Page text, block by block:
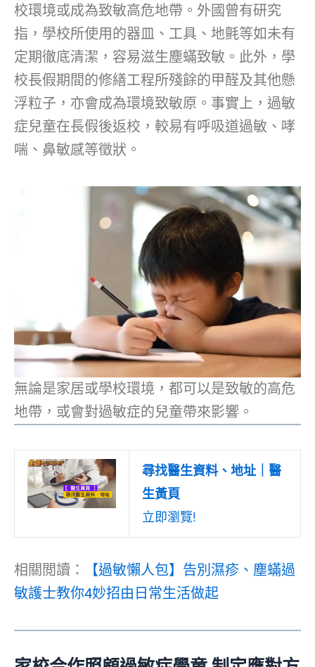
校環境或成為致敏高危地帶。外國曾有研究
指，學校所使用的器皿、工具、地氈等如未有
定期徹底清潔，容易滋生塵蟎致敏。此外，學
校長假期間的修繕工程所殘餘的甲醛及其他懸
浮粒子，亦會成為環境致敏原。事實上，過敏
症兒童在長假後返校，較易有呼吸道過敏、哮
喘、鼻敏感等徵狀。
無論是家居或學校環境，都可以是致敏的高危
地帶，或會對過敏症的兒童帶來影響。
尋找醫生資料、地址｜醫
生黃頁
立即瀏覽!
相關閲讀：
【過敏懶人包】告別濕疹、塵蟎過
敏護士教你4妙招由日常生活做起